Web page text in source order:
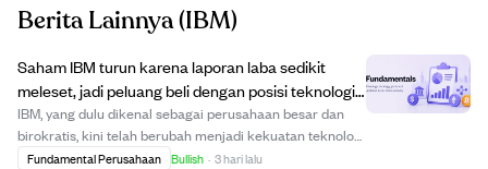
Berita Lainnya(IBM)
Saham IBM turun karena laporan laba sedikit
meleset, jadi peluang beli dengan posisi teknologi
perusahaan yang kuat.
IBM, yang dulu dikenal sebagai perusahaan besar dan
birokratis, kini telah berubah menjadi kekuatan teknologi
modern yang melayani klien perusahaan dengan layanan
Fundamental Perusahaan Bullish · 3 hari lalu